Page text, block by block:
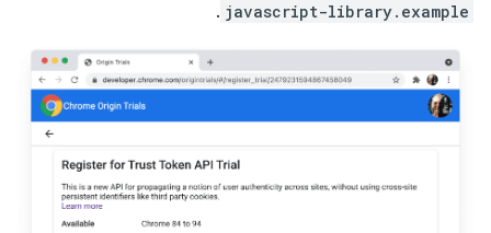
javascript-library.example
.